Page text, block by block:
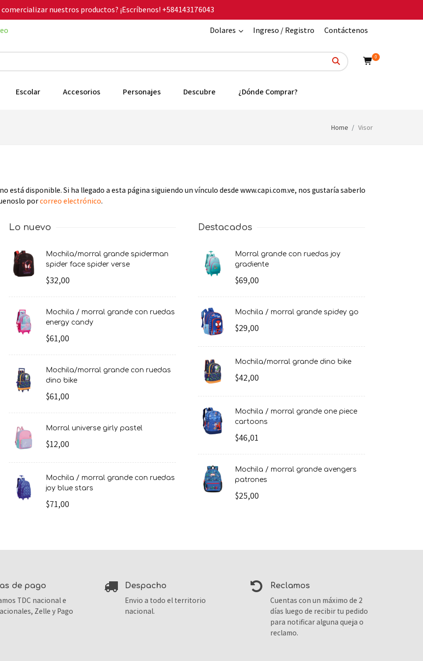
comercializar nuestros productos? ¡Escríbenos!+584143176043
Dolares Ingreso / Registro Contáctenos
0
Escolar Accesorios Personajes Descubre ¿Dónde Comprar?
Home Visor
está disponible. Si ha llegado a esta página siguiendo un vínculo desde www.capi.com.ve, nos gustaría saberlo
porcorreo electrónico.
Lo nuevo
mochila/morral grande spiderman
spider face spider verse
$32,00
mochila / morral grande con ruedas
energy candy
$61,00
mochila/morral grande con ruedas
dino bike
$61,00
morral universe girly pastel
$12,00
mochila / morral grande con ruedas
joy blue stars
$71,00
Destacados
morral grande con ruedas joy
gradiente
$69,00
mochila / morral grande spidey go
$29,00
mochila/morral grande dino bike
$42,00
mochila / morral grande one piece
cartoons
$46,01
mochila / morral grande avengers
patrones
$25,00
de pago
TDC nacional e
Zelle y Pago
despacho
Envio a todo el territorio
nacional.
reclamos
Cuentas con un máximo de 2
días luego de recibir tu pedido
para notificar alguna queja o
reclamo.